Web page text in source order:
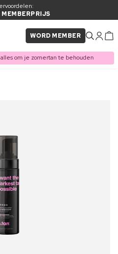
WORD MEMBER
om je zomertan te behouden
AAN